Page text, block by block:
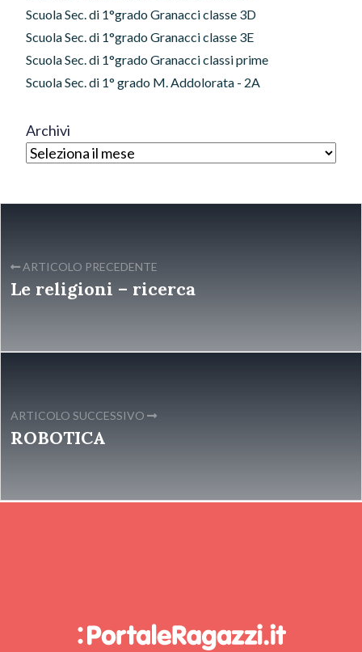
Scuola Sec. di 1°grado Granacci classe 3D
Scuola Sec. di 1°grado Granacci classe 3E
Scuola Sec. di 1°grado Granacci classi prime
Scuola Sec. di 1° grado M. Addolorata - 2A
Archivi
ARTICOLO PRECEDENTE
Le religioni – ricerca
ARTICOLO SUCCESSIVO
ROBOTICA